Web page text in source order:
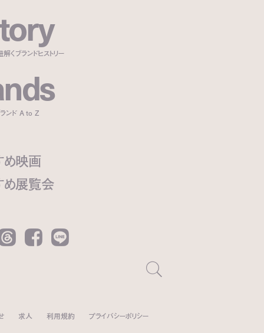
ory
くブランドヒストリー
nds
ランド A to Z
映画
展覧会
Facebook LINE
求人 利用規約 プライバシーポリシー